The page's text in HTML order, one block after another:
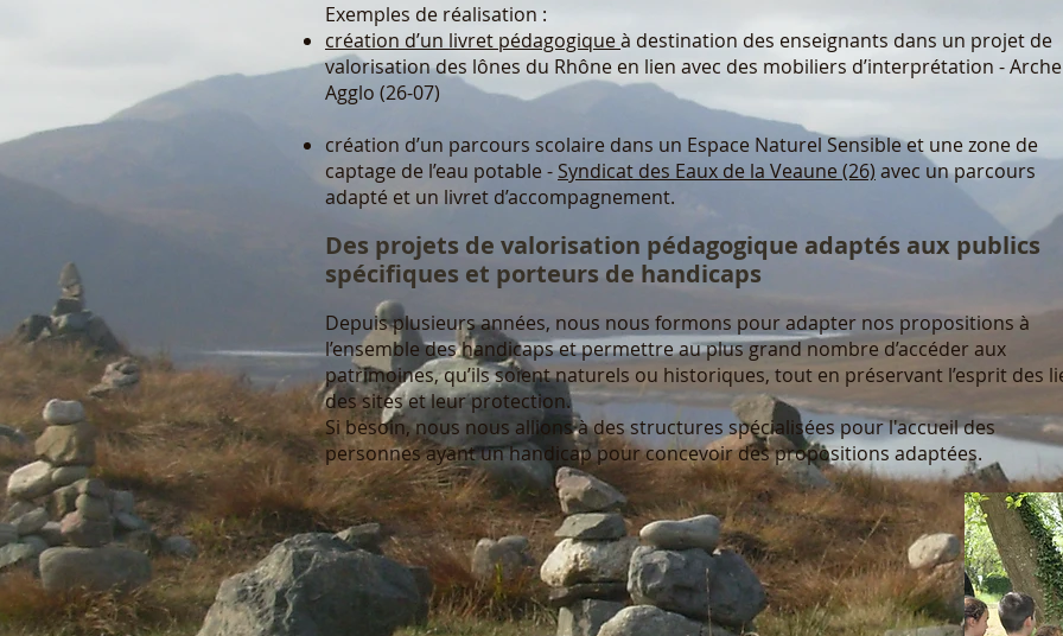
Exemples de réalisation :
création d’un livret pédagogiqueà destination des enseignants dans un projet de
valorisation des lônes du Rhône en lien avec des mobiliers d’interprétation - Arche
Agglo (26-07)
création d’un parcours scolaire dans un Espace Naturel Sensible et une zone de
captage de l’eau potable - Syndicat des Eaux de la Veaune (26) avec un parcours
adapté et un livret d’accompagnement.
Des projets de valorisation pédagogique adaptés aux publics
spécifiques et porteurs de handicaps
Depuis plusieurs années, nous nous formons pour adapter nos propositions à
l’ensemble des handicaps et permettre au plus grand nombre d’accéder aux
patrimoines, qu’ils soient naturels ou historiques, tout en préservant l’esprit des
des sites et leur protection.
Si besoin, nous nous allions à des structures spécialisées pour l'accueil des
personnes ayant un handicap pour concevoir des propositions adaptées.